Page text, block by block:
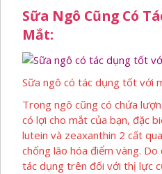
Sữa Ngô Cũng Có
Mắt:
Sữa ngô có tác dụng tốt với
Trong ngô cũng có chứa
có lợi cho mắt của bạn, đặc
lutein và zeaxanthin 2 cất
chống lão hóa điểm vàng.
tác dụng trên đối với thị lực